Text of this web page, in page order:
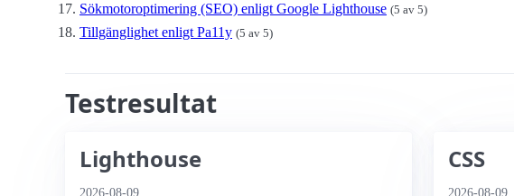
Sökmotoroptimering (SEO) enligt Google Lighthouse (5 av 5)
Tillgänglighet enligt Pa11y (5 av 5)
Testresultat
Lighthouse
2026-08-09
CSS
2026-08-09